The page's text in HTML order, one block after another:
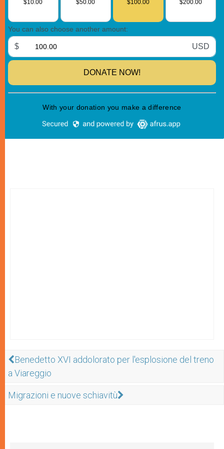
Benedetto XVI addolorato per l'esplosione del treno
a Viareggio
Migrazioni e nuove schiavitù